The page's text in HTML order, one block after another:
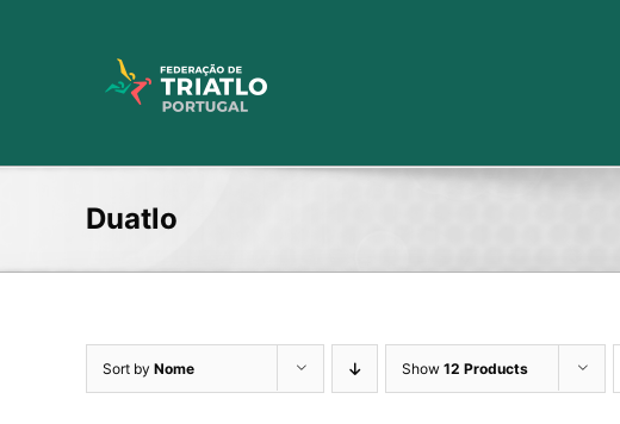
Duatlo
Sort by Nome Show 12 Products